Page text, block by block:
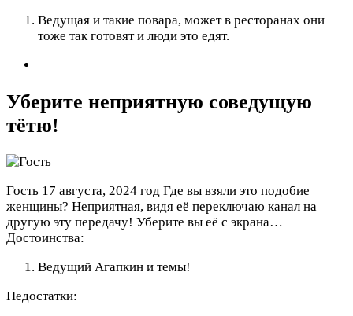
Ведущая и такие повара, может в ресторанах они
тоже так готовят и люди это едят.
Уберите неприятную соведущую
тётю!
Гость 17 августа, 2024 год Где вы взяли это подобие
женщины? Неприятная, видя её переключаю канал на
другую эту передачу! Уберите вы её с экрана…
Достоинства:
Ведущий Агапкин и темы!
Недостатки: